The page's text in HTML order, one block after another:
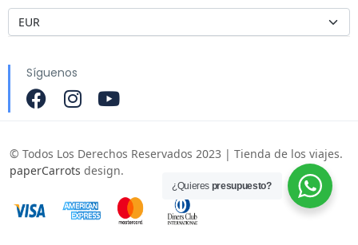
Síguenos
© Todos Los Derechos Reservados 2023 | Tienda de los viajes.
paperCarrots design.
¿Quieres presupuesto?